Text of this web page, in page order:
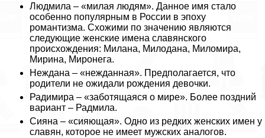
Людмила – «милая людям». Данное имя стало
особенно популярным в России в эпоху
романтизма. Схожими по значению являются
следующие женские имена славянского
происхождения: Милана, Милодана, Миломира,
Мирина, Миронега.
Неждана – «нежданная». Предполагается, что
родители не ожидали рождения дeвoчки.
Радимира – «заботящаяся о мире». Более поздний
вариант – Радмила.
Сияна – «сияющая». Одно из редких женских имен у
славян, которое не имеет мужских аналогов.